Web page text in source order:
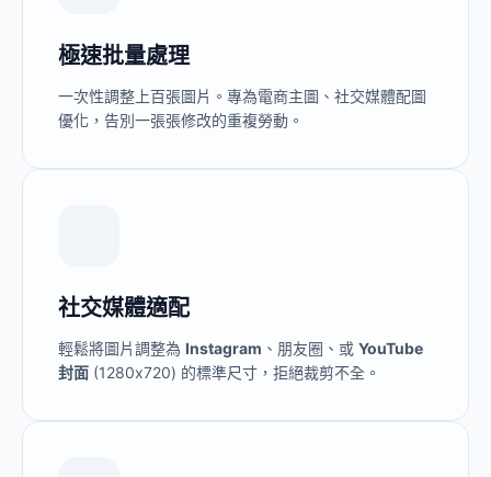
極速批量處理
一次性調整上百張圖片。專為電商主圖、社交媒體配圖
優化，告別一張張修改的重複勞動。
社交媒體適配
輕鬆將圖片調整為 Instagram 、朋友圈、或 YouTube
封面 (1280x720) 的標準尺寸，拒絕裁剪不全。